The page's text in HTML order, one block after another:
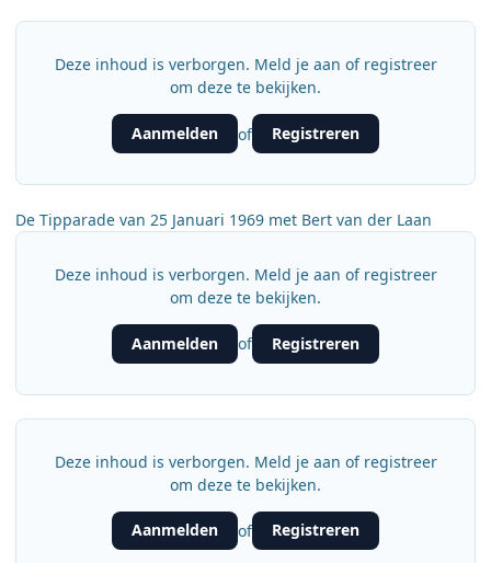
Deze inhoud is verborgen. Meld je aan of registreer
om deze te bekijken.
Aanmelden of Registreren
De Tipparade van 25 Januari 1969 met Bert van der Laan
Deze inhoud is verborgen. Meld je aan of registreer
om deze te bekijken.
Aanmelden of Registreren
Deze inhoud is verborgen. Meld je aan of registreer
om deze te bekijken.
Aanmelden of Registreren